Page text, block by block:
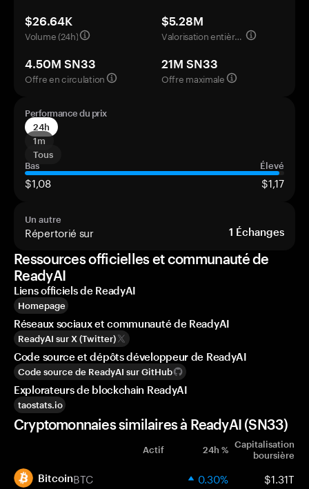
$26.64K
Volume (24h)
$5.28M
Valorisation entièrement diluée
4.50M SN33
Offre en circulation
21M SN33
Offre maximale
Performance du prix
24h
1m
Tous
Bas
Élevé
$1,08 $1,17
Un autre
Répertorié sur 1 Échanges
Ressources officielles et communauté de
ReadyAI
Liens officiels de ReadyAI
Homepage
Réseaux sociaux et communauté de ReadyAI
ReadyAI sur X (Twitter)
Code source et dépôts développeur de ReadyAI
Code source de ReadyAI sur GitHub
Explorateurs de blockchain ReadyAI
taostats.io
Cryptomonnaies similaires à ReadyAI (SN33)
Actif 24h % Capitalisation
boursière
BitcoinBTC 0.30% $1.31T